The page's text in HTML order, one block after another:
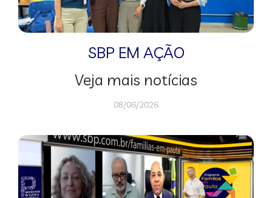
SBP EM AÇÃO
Veja mais notícias
08/06/2026